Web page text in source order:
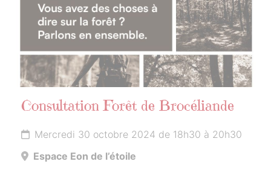
Consultation Forêt de Brocéliande
Mercredi 30 octobre 2024 de 18h30 à 20h30
Espace Eon de l’étoile